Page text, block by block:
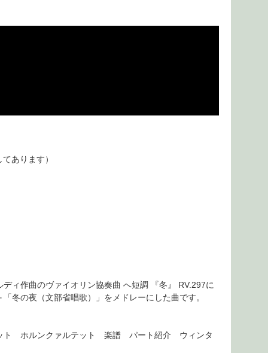
あります）
ィ作曲のヴァイオリン協奏曲 へ短調 『冬』 RV.297に
冬の夜（文部省唱歌）」をメドレーにした曲です。
ト ホルンクァルテット 楽譜 パート紹介 ウィンタ